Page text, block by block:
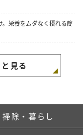
栄養をムダなく摂れる簡
見る
掃除・暮らし